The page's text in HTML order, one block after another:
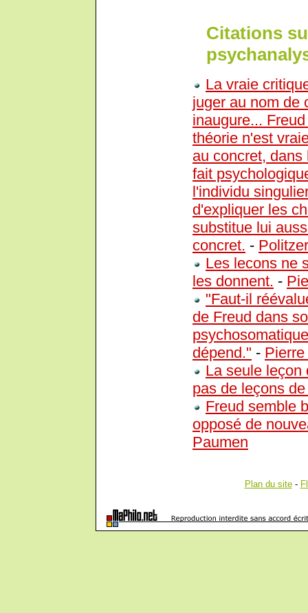
Citations
La vraie
juger au nom de
inaugure...
théorie n'est
au concret,
fait
l'individu
d'expliquer les
substitue lui
concret. - Politzer
Les lecons ne
les donnent. -
"Faut-il
de Freud dans
dépend." -
La seule leçon
pas de leçons
Freud semble
opposé de
Paumen
Plan du site-